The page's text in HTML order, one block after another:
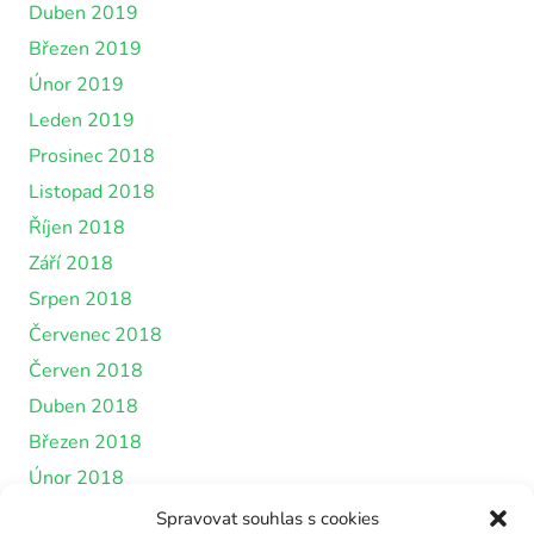
Spravovat souhlas s cookies
Duben 2019
Březen 2019
Únor 2019
Leden 2019
Prosinec 2018
Listopad 2018
Říjen 2018
Září 2018
Srpen 2018
Červenec 2018
Červen 2018
Duben 2018
Březen 2018
Únor 2018